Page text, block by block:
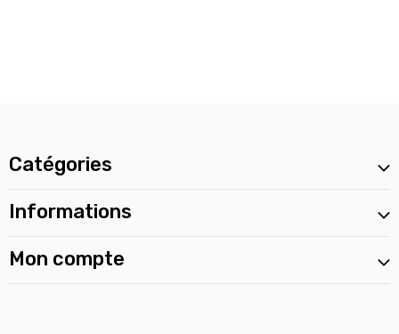
Catégories
Informations
Mon compte